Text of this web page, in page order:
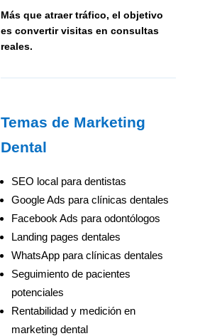
Más que atraer tráfico, el objetivo
es convertir visitas en consultas
reales.
Temas de Marketing
Dental
SEO local para dentistas
Google Ads para clínicas dentales
Facebook Ads para odontólogos
Landing pages dentales
WhatsApp para clínicas dentales
Seguimiento de pacientes
potenciales
Rentabilidad y medición en
marketing dental